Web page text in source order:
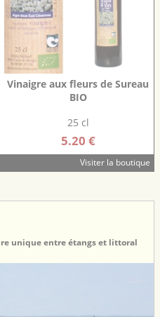
Vinaigre aux fleurs de Sureau
BIO
25 cl
5.20 €
Visiter la boutique
unique entre étangs et littoral